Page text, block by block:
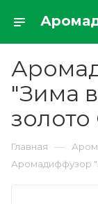
"Зима
золото
Главная —
Аромадиффузор